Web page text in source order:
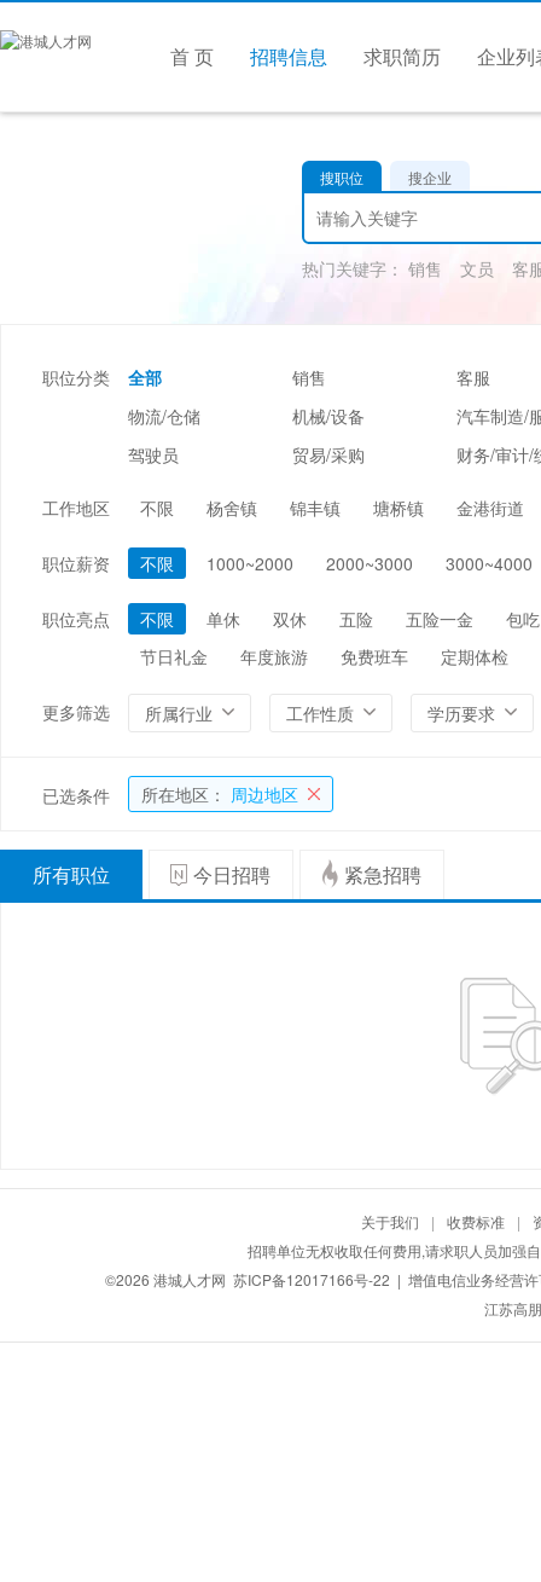
首 页 招聘信息 求职简历 企业列
搜职位 搜企业
热门关键字： 销售 文员 客
职位分类 全部 销售
客服
物流/仓储
机械/设备
汽车制造/
驾驶员
贸易/采购
财务/审计/
编辑/出版/印刷
金融/证券/投资
保险
能源/电力/矿产
化工 环保
工作地区 不限 杨舍镇 锦丰镇 塘桥镇 金港街道
职位薪资 不限 1000~2000 2000~3000 3000~4000
职位亮点 不限 单休 双休 五险 五险一金
包吃
节日礼金
年度旅游 免费班车 定期体检
更多筛选 所属行业 工作性质 学历要求
已选条件 所在地区： 周边地区
所有职位 今日招聘 紧急招聘
关于我们 | 收费标准 |
招聘单位无权收取任何费用,请求职人员加强
©2026 港城人才网 苏ICP备12017166号-22 | 增值电信业务经营
江苏高